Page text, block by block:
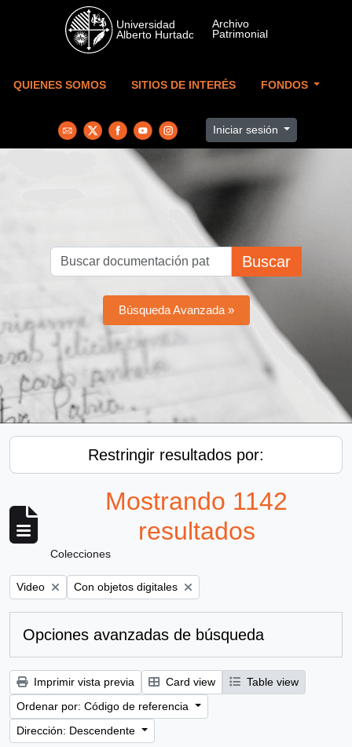
Skip to main content
QUIENES SOMOS SITIOS DE INTERÉS FONDOS
Iniciar sesión
Buscar
Búsqueda Avanzada »
Restringir resultados por:
Mostrando 1142
resultados
Colecciones
Remove filter:
Video Remove filter:
Con objetos digitales
Opciones avanzadas de búsqueda
Imprimir vista previa Card view
Table view
Ordenar por: Código de referencia
Dirección: Descendente